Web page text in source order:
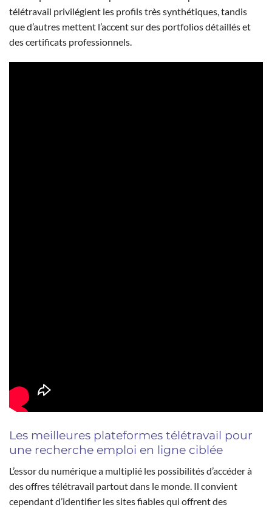
télétravail privilégient les profils très synthétiques, tandis
que d’autres mettent l’accent sur des portfolios détaillés et
des certificats professionnels.
Les meilleures plateformes télétravail pour
une recherche emploi en ligne ciblée
L’essor du numérique a multiplié les possibilités d’accéder à
des offres télétravail partout dans le monde. Il convient
cependant d’identifier les sites fiables qui offrent des